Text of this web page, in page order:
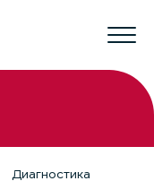
Диагностика